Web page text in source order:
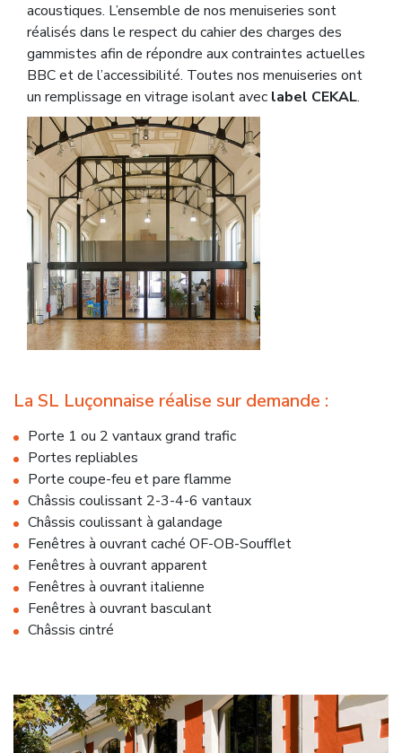
acoustiques. L’ensemble de nos menuiseries sont
réalisés dans le respect du cahier des charges des
gammistes afin de répondre aux contraintes actuelles
BBC et de l’accessibilité. Toutes nos menuiseries ont
un remplissage en vitrage isolant avec label CEKAL.
La SL Luçonnaise réalise sur demande :
Porte 1 ou 2 vantaux grand trafic
Portes repliables
Porte coupe-feu et pare flamme
Châssis coulissant 2-3-4-6 vantaux
Châssis coulissant à galandage
Fenêtres à ouvrant caché OF-OB-Soufflet
Fenêtres à ouvrant apparent
Fenêtres à ouvrant italienne
Fenêtres à ouvrant basculant
Châssis cintré